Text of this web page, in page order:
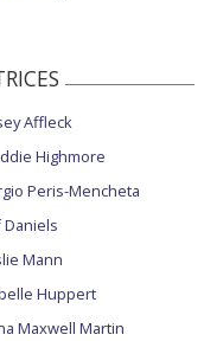
Affleck
Highmore
Peris-Mencheta
Daniels
Mann
Huppert
Maxwell Martin